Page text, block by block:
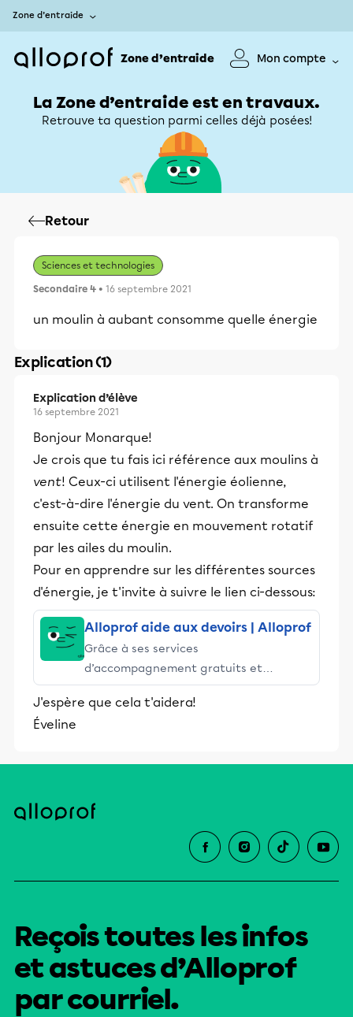
Zone d’entraide
Zone d’entraide Mon compte
La Zone d’entraide est en travaux.
Retrouve ta question parmi celles déjà posées!
Retour
Sciences et technologies
Secondaire 4 • 16 septembre 2021
un moulin à aubant consomme quelle énergie
Explication (1)
Explication d’élève
16 septembre 2021
Bonjour Monarque!
Je crois que tu fais ici référence aux moulins à
vent! Ceux-ci utilisent l'énergie éolienne,
c'est-à-dire l'énergie du vent. On transforme
ensuite cette énergie en mouvement rotatif
par les ailes du moulin.
Pour en apprendre sur les différentes sources
d'énergie, je t'invite à suivre le lien ci-dessous:
Alloprof aide aux devoirs | Alloprof
Grâce à ses services
d’accompagnement gratuits et
stimulants, Alloprof engage les élèves
et leurs parents dans la réussite
J'espère que cela t'aidera!
Éveline
Reçois toutes les infos
et astuces d’Alloprof
par courriel.